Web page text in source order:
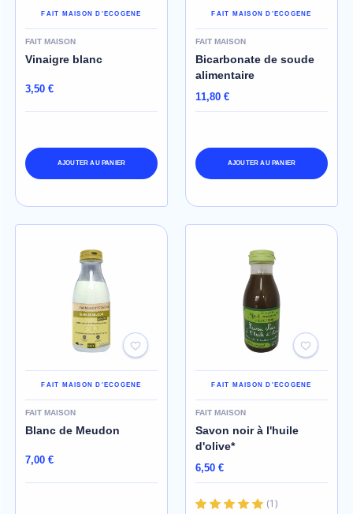
FAIT MAISON D'ECOGENE
FAIT MAISON
Vinaigre blanc
3,50 €
AJOUTER AU PANIER
FAIT MAISON D'ECOGENE
FAIT MAISON
Bicarbonate de soude
alimentaire
11,80 €
AJOUTER AU PANIER
FAIT MAISON D'ECOGENE
FAIT MAISON
Blanc de Meudon
7,00 €
FAIT MAISON D'ECOGENE
FAIT MAISON
Savon noir à l'huile
d'olive*
6,50 €
(1)